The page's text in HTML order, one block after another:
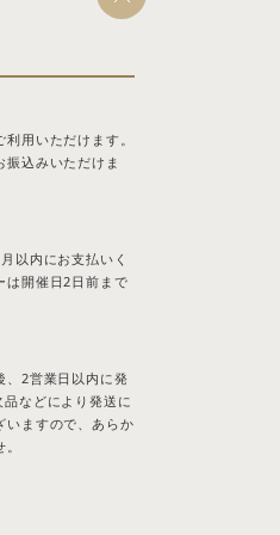
用いただけます。
振込みいただけま
以内にお支払いく
は開催日2日前まで
、2営業日以内に発
などにより発送に
いますので、あらか